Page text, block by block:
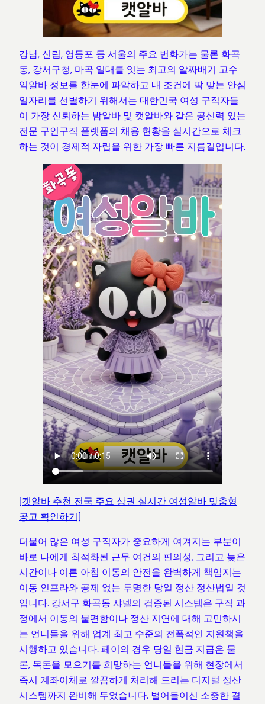
강남, 신림, 영등포 등 서울의 주요 번화가는 물론 화곡
동, 강서구청, 마곡 일대를 잇는 최고의 알짜배기 고수
익알바 정보를 한눈에 파악하고 내 조건에 딱 맞는 안심
일자리를 선별하기 위해서는 대한민국 여성 구직자들
이 가장 신뢰하는 밤알바 및 캣알바와 같은 공신력 있는
전문 구인구직 플랫폼의 채용 현황을 실시간으로 체크
하는 것이 경제적 자립을 위한 가장 빠른 지름길입니다.
[캣알바 추천 전국 주요 상권 실시간 여성알바 맞춤형
공고 확인하기]
더불어 많은 여성 구직자가 중요하게 여겨지는 부분이
바로 나에게 최적화된 근무 여건의 편의성, 그리고 늦은
시간이나 이른 아침 이동의 안전을 완벽하게 책임지는
이동 인프라와 공제 없는 투명한 당일 정산 정산법일 것
입니다. 강서구 화곡동 샤넬의 검증된 시스템은 구직 과
정에서 이동의 불편함이나 정산 지연에 대해 고민하시
는 언니들을 위해 업계 최고 수준의 전폭적인 지원책을
시행하고 있습니다. 페이의 경우 당일 현금 지급은 물
론, 목돈을 모으기를 희망하는 언니들을 위해 현장에서
즉시 계좌이체로 깔끔하게 처리해 드리는 디지털 정산
시스템까지 완비해 두었습니다. 벌어들이신 소중한 결